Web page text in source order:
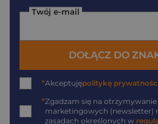
Twój e-mail
DOŁĄCZ DO
*Akceptujępolitykę
*Zgadzam się na
marketingowych (newsletter)
zasadach określonych w